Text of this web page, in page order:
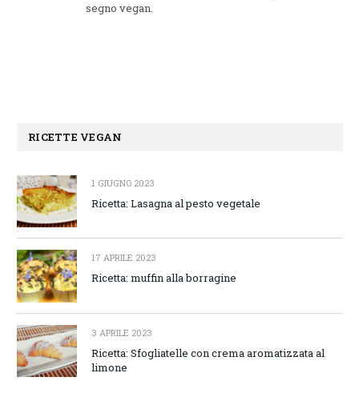
segno vegan.
RICETTE VEGAN
1 GIUGNO 2023
Ricetta: Lasagna al pesto vegetale
17 APRILE 2023
Ricetta: muffin alla borragine
3 APRILE 2023
Ricetta: Sfogliatelle con crema aromatizzata al
limone